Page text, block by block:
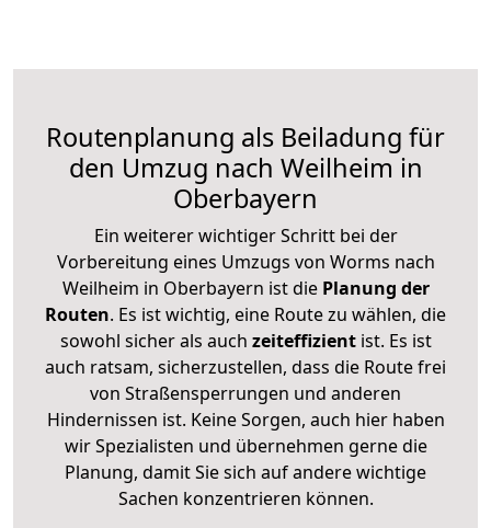
Routenplanung als Beiladung für
den Umzug nach Weilheim in
Oberbayern
Ein weiterer wichtiger Schritt bei der
Vorbereitung eines Umzugs von Worms nach
Weilheim in Oberbayern ist diePlanung der
Routen. Es ist wichtig, eine Route zu wählen, die
sowohl sicher als auch zeiteffizientist. Es ist
auch ratsam, sicherzustellen, dass die Route frei
von Straßensperrungen und anderen
Hindernissen ist. Keine Sorgen, auch hier haben
wir Spezialisten und übernehmen gerne die
Planung, damit Sie sich auf andere wichtige
Sachen konzentrieren können.